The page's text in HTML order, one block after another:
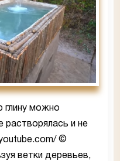
глину можно
растворялась и не
©
ветки деревьев,